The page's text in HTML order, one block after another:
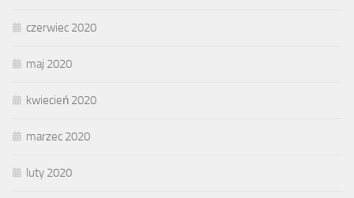
czerwiec 2020
maj 2020
kwiecień 2020
marzec 2020
luty 2020